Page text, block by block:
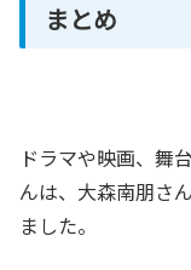
まとめ
ドラマや映画、舞
んは、大森南朋さ
ました。